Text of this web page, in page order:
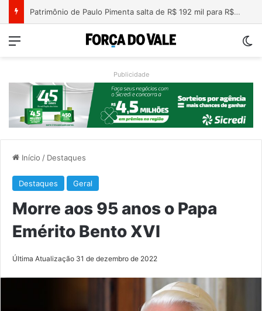
Nova lei endurece penas para crimes sexuais online contra crianças e adolescentes
Menu
Publicidade
Início / Destaques
Destaques Geral
Morre aos 95 anos o Papa
Emérito Bento XVI
Última Atualização 31 de dezembro de 2022